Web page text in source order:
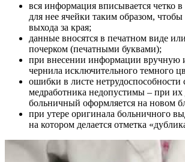
вся информация вписывается четко
для нее ячейки таким образом, чтобы
выхода за края;
данные вносятся в печатном виде
почерком (печатными буквами);
при внесении информации вручную
чернила исключительного темного
ошибки в листе нетрудоспособности
медработника недопустимы – при
больничный оформляется на новом
при утере оригинала больничного
на котором делается отметка